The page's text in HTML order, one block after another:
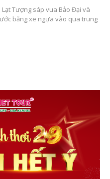
Tượng sáp vua Bảo Đại và
bằng xe ngựa vào qua trung